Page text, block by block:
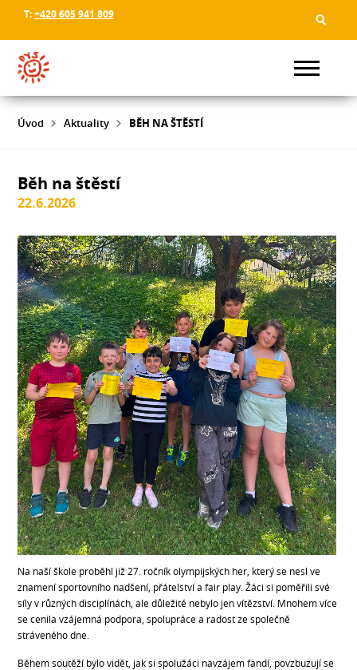
T:+420 605 941 809
Úvod Aktuality BĚH NA ŠTĚSTÍ
Běh na štěstí
22.6.2026
Na naší škole proběhl již 27. ročník olympijských her, který se nesl ve
znamení sportovního nadšení, přátelství a fair play. Žáci si poměřili své
síly v různých disciplínách, ale důležité nebylo jen vítězství. Mnohem více
se cenila vzájemná podpora, spolupráce a radost ze společně
stráveného dne.
Během soutěží bylo vidět, jak si spolužáci navzájem fandí, povzbuzují se